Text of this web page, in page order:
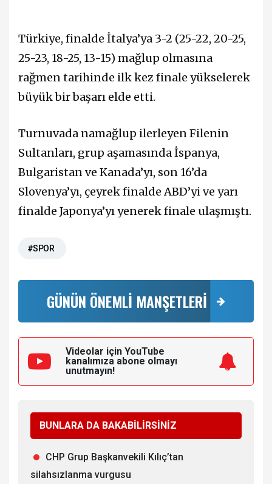
Türkiye, finalde İtalya’ya 3-2 (25-22, 20-25,
25-23, 18-25, 13-15) mağlup olmasına
rağmen tarihinde ilk kez finale yükselerek
büyük bir başarı elde etti.
Turnuvada namağlup ilerleyen Filenin
Sultanları, grup aşamasında İspanya,
Bulgaristan ve Kanada’yı, son 16’da
Slovenya’yı, çeyrek finalde ABD’yi ve yarı
finalde Japonya’yı yenerek finale ulaşmıştı.
#SPOR
GÜNÜN ÖNEMLİ MANŞETLERİ
Videolar için YouTube
kanalımıza abone olmayı
unutmayın!
BUNLARA DA BAKABİLİRSİNİZ
CHP Grup Başkanvekili Kılıç’tan
silahsızlanma vurgusu